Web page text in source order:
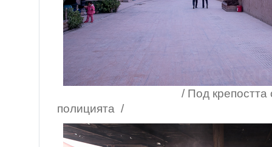
/ Под крепостта свирят
полицията /